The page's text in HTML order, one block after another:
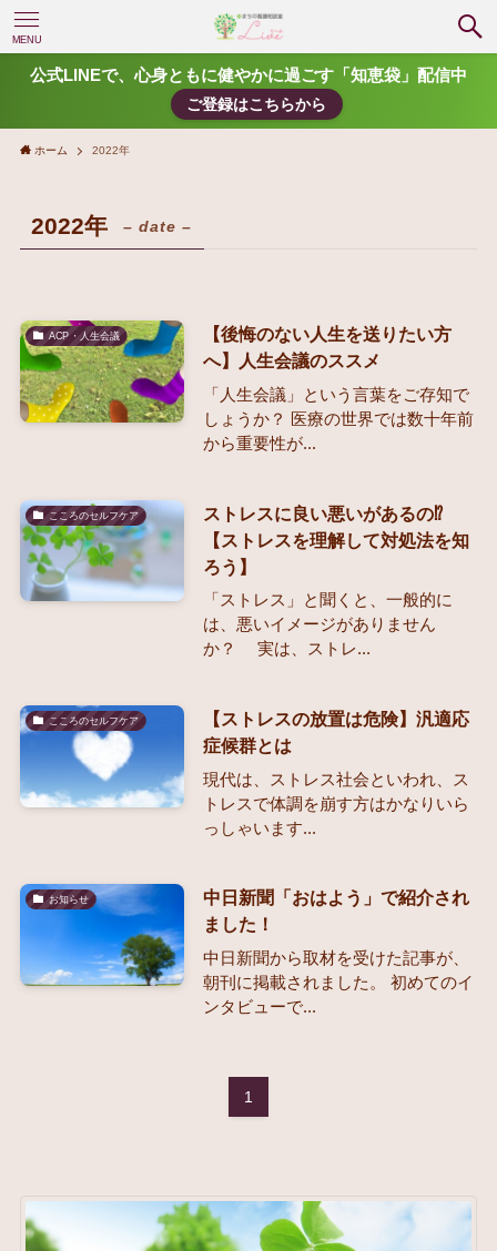
MENU
公式LINEで、心身ともに健やかに過ごす「知恵袋」配信中
ご登録はこちらから
ホーム 2022年
2022年 – date –
ACP・人生会議
【後悔のない人生を送りたい方
へ】人生会議のススメ
「人生会議」という言葉をご存知で
しょうか？ 医療の世界では数十年前
から重要性が...
こころのセルフケア
ストレスに良い悪いがあるの⁉
【ストレスを理解して対処法を知
ろう】
「ストレス」と聞くと、一般的に
は、悪いイメージがありません
か？ 実は、ストレ...
こころのセルフケア
【ストレスの放置は危険】汎適応
症候群とは
現代は、ストレス社会といわれ、ス
トレスで体調を崩す方はかなりいら
っしゃいます...
お知らせ
中日新聞「おはよう」で紹介され
ました！
中日新聞から取材を受けた記事が、
朝刊に掲載されました。 初めてのイ
ンタビューで...
1